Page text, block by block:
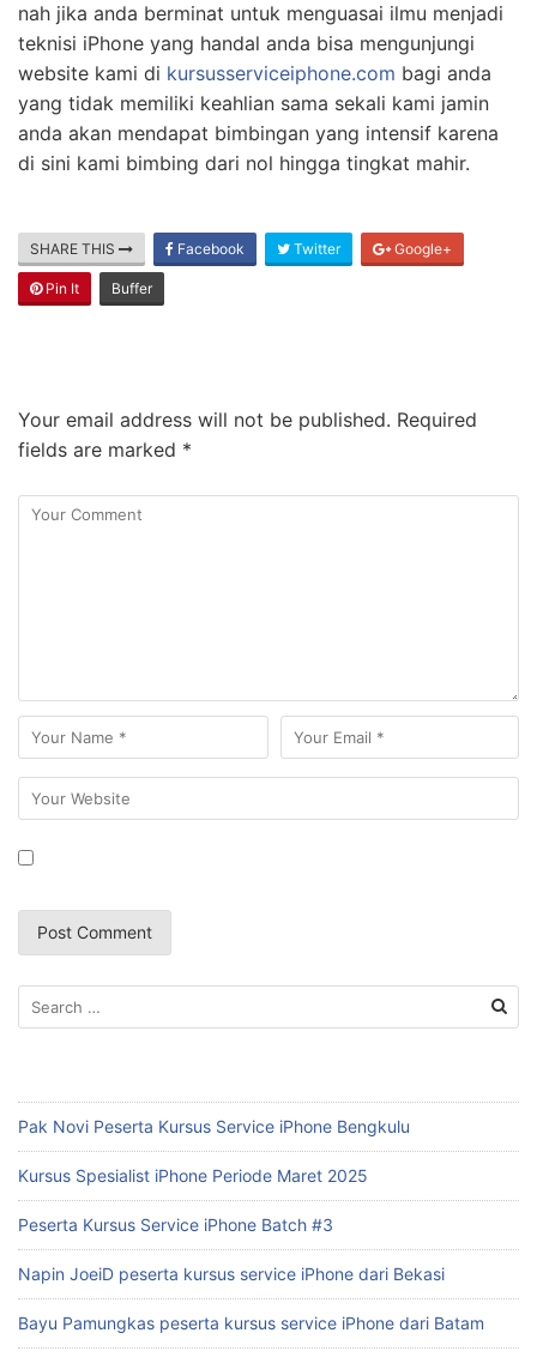
nah jika anda berminat untuk menguasai ilmu menjadi
teknisi iPhone yang handal anda bisa mengunjungi
website kami di kursusserviceiphone.com bagi anda
yang tidak memiliki keahlian sama sekali kami jamin
anda akan mendapat bimbingan yang intensif karena
di sini kami bimbing dari nol hingga tingkat mahir.
SHARE THIS Facebook Twitter Google+
Pin It Buffer
Your email address will not be published. Required
fields are marked *
Search
for:
Pak Novi Peserta Kursus Service iPhone Bengkulu
Kursus Spesialist iPhone Periode Maret 2025
Peserta Kursus Service iPhone Batch #3
Napin JoeiD peserta kursus service iPhone dari Bekasi
Bayu Pamungkas peserta kursus service iPhone dari Batam